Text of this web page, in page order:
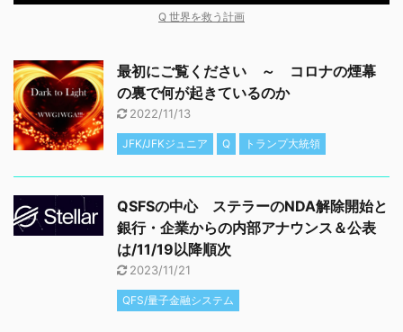
Q 世界を救う計画
最初にご覧ください ～ コロナの煙幕
の裏で何が起きているのか
2022/11/13
JFK/JFKジュニア Q トランプ大統領
QSFSの中心 ステラーのNDA解除開始と
銀行・企業からの内部アナウンス＆公表
は/11/19以降順次
2023/11/21
QFS/量子金融システム